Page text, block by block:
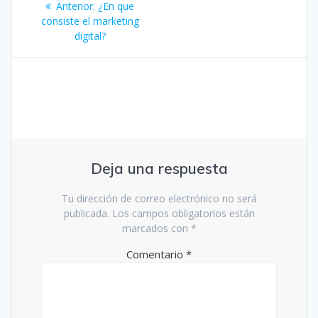
entradas
Anterior: Entrada
anterior:
¿En que
consiste el marketing
digital?
Deja una respuesta
Tu dirección de correo electrónico no será
publicada. Los campos obligatorios están
marcados con *
Comentario *